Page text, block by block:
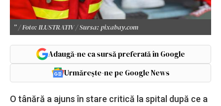
” / Foto: ILUSTRATIV / Sursa: pixabay.com
Adaugă-ne ca sursă preferată în Google
Urmărește-ne pe Google News
O tânără a ajuns în stare critică la spital după ce a